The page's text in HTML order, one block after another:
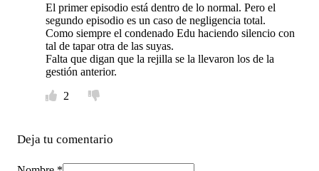
El primer episodio está dentro de lo normal. Pero el
segundo episodio es un caso de negligencia total.
Como siempre el condenado Edu haciendo silencio con
tal de tapar otra de las suyas.
Falta que digan que la rejilla se la llevaron los de la
gestión anterior.
2
Deja tu comentario